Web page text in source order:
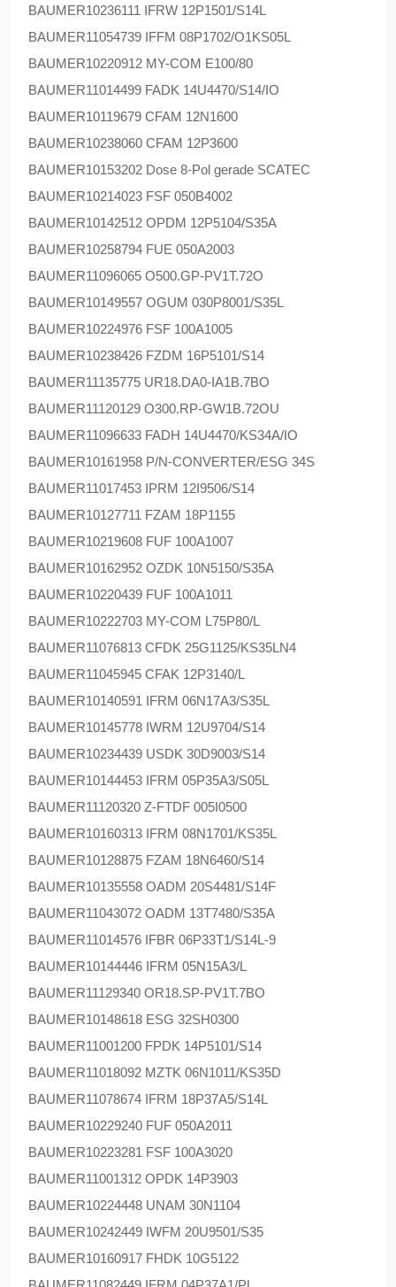
BAUMER10236111 IFRW 12P1501/S14L
BAUMER11054739 IFFM 08P1702/O1KS05L
BAUMER10220912 MY-COM E100/80
BAUMER11014499 FADK 14U4470/S14/IO
BAUMER10119679 CFAM 12N1600
BAUMER10238060 CFAM 12P3600
BAUMER10153202 Dose 8-Pol gerade SCATEC
BAUMER10214023 FSF 050B4002
BAUMER10142512 OPDM 12P5104/S35A
BAUMER10258794 FUE 050A2003
BAUMER11096065 O500.GP-PV1T.72O
BAUMER10149557 OGUM 030P8001/S35L
BAUMER10224976 FSF 100A1005
BAUMER10238426 FZDM 16P5101/S14
BAUMER11135775 UR18.DA0-IA1B.7BO
BAUMER11120129 O300.RP-GW1B.72OU
BAUMER11096633 FADH 14U4470/KS34A/IO
BAUMER10161958 P/N-CONVERTER/ESG 34S
BAUMER11017453 IPRM 12I9506/S14
BAUMER10127711 FZAM 18P1155
BAUMER10219608 FUF 100A1007
BAUMER10162952 OZDK 10N5150/S35A
BAUMER10220439 FUF 100A1011
BAUMER10222703 MY-COM L75P80/L
BAUMER11076813 CFDK 25G1125/KS35LN4
BAUMER11045945 CFAK 12P3140/L
BAUMER10140591 IFRM 06N17A3/S35L
BAUMER10145778 IWRM 12U9704/S14
BAUMER10234439 USDK 30D9003/S14
BAUMER10144453 IFRM 05P35A3/S05L
BAUMER11120320 Z-FTDF 005I0500
BAUMER10160313 IFRM 08N1701/KS35L
BAUMER10128875 FZAM 18N6460/S14
BAUMER10135558 OADM 20S4481/S14F
BAUMER11043072 OADM 13T7480/S35A
BAUMER11014576 IFBR 06P33T1/S14L-9
BAUMER10144446 IFRM 05N15A3/L
BAUMER11129340 OR18.SP-PV1T.7BO
BAUMER10148618 ESG 32SH0300
BAUMER11001200 FPDK 14P5101/S14
BAUMER11018092 MZTK 06N1011/KS35D
BAUMER11078674 IFRM 18P37A5/S14L
BAUMER10229240 FUF 050A2011
BAUMER10223281 FSF 100A3020
BAUMER11001312 OPDK 14P3903
BAUMER10224448 UNAM 30N1104
BAUMER10242449 IWFM 20U9501/S35
BAUMER10160917 FHDK 10G5122